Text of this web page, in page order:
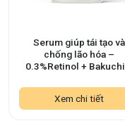
Serum giúp tái tạo và
chống lão hóa –
0.3%Retinol +
Xem chi tiết